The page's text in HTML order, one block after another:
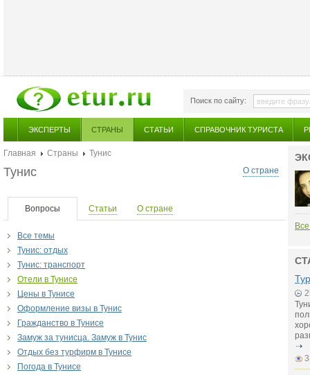
Поиск по сайту:
ЭКСПЕРТЫ СТРАНЫ СТАТЬИ СПРАВОЧНИК ТУРИСТА
Главная Страны
Тунис
О стране
Тунис
Вопросы Статьи О стране
Все темы
Тунис: отдых
Тунис: транспорт
Отели в Тунисе
Цены в Тунисе
Оформление визы в Тунис
Гражданство в Тунисе
Замуж за тунисца. Замуж в Тунис
Отдых без турфирм в Тунисе
Погода в Тунисе